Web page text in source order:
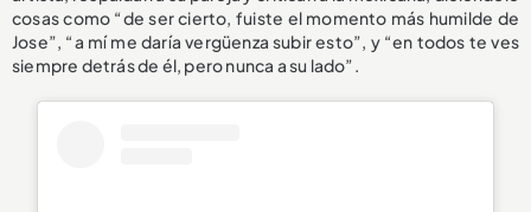
cosas como “de ser cierto, fuiste el momento más humilde de
Jose”, “a mí me daría vergüenza subir esto”, y “en todos te ves
siempre detrás de él, pero nunca a su lado”.